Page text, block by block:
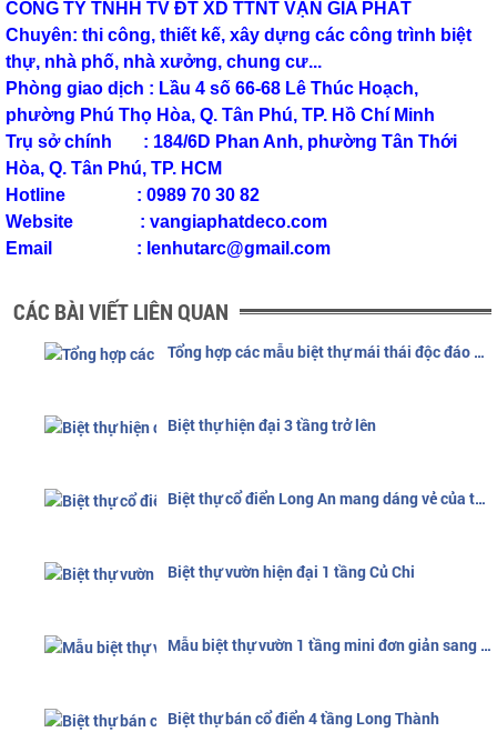
CÔNG TY TNHH TV ĐT XD TTNT VẠN GIA PHÁT
Chuyên: thi công, thiết kế, xây dựng các công trình biệt
thự, nhà phố, nhà xưởng, chung cư...
Phòng giao dịch : Lầu 4 số 66-68 Lê Thúc Hoạch,
phường Phú Thọ Hòa, Q. Tân Phú, TP. Hồ Chí Minh
Trụ sở chính : 184/6D Phan Anh, phường Tân Thới
Hòa, Q. Tân Phú, TP. HCM
Hotline : 0989 70 30 82
Website : vangiaphatdeco.com
Email : lenhutarc@gmail.com
CÁC BÀI VIẾT LIÊN QUAN
Tổng hợp các mẫu biệt thự mái thái độc đáo nhất
Biệt thự hiện đại 3 tầng trở lên
Biệt thự cổ điển Long An mang dáng vẻ của thiên nhiên
Biệt thự vườn hiện đại 1 tầng Củ Chi
Mẫu biệt thự vườn 1 tầng mini đơn giản sang trọng
Biệt thự bán cổ điển 4 tầng Long Thành